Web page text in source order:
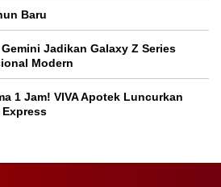
Baru
Jadikan Galaxy Z Series
Modern
1 Jam! VIVA Apotek Luncurkan
Express